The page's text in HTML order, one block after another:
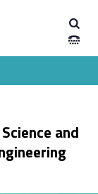
and